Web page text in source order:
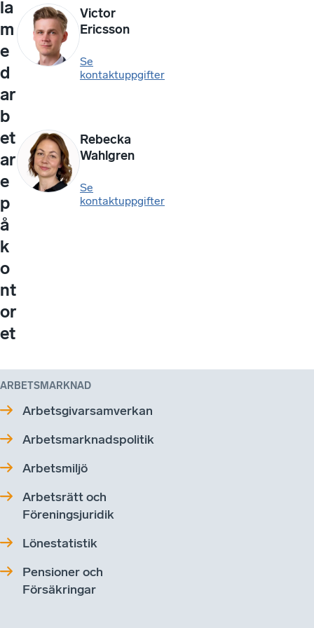
la
m
e
d
ar
b
et
ar
e
p
å
k
o
nt
or
et
Victor
Ericsson
Se
kontaktuppgifter
Rebecka
Wahlgren
Se
kontaktuppgifter
ARBETSMARKNAD
Arbetsgivarsamverkan
Arbetsmarknadspolitik
Arbetsmiljö
Arbetsrätt och
Föreningsjuridik
Lönestatistik
Pensioner och
Försäkringar